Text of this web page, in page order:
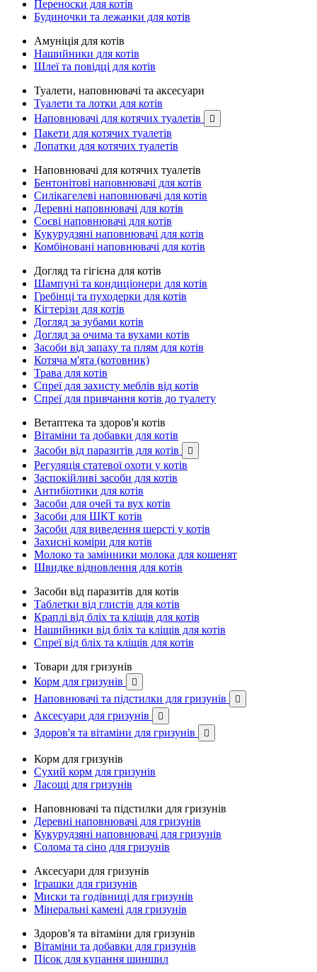
Переноски для котів
Будиночки та лежанки для котів
Амуніція для котів
Нашийники для котів
Шлеї та повідці для котів
Туалети, наповнювачі та аксесуари
Туалети та лотки для котів
Наповнювачі для котячих туалетів

Пакети для котячих туалетів
Лопатки для котячих туалетів
Наповнювачі для котячих туалетів
Бентонітові наповнювачі для котів
Силікагелеві наповнювачі для котів
Деревні наповнювачі для котів
Соєві наповнювачі для котів
Кукурудзяні наповнювачі для котів
Комбіновані наповнювачі для котів
Догляд та гігієна для котів
Шампуні та кондиціонери для котів
Гребінці та пуходерки для котів
Кігтерізи для котів
Догляд за зубами котів
Догляд за очима та вухами котів
Засоби від запаху та плям для котів
Котяча м'ята (котовник)
Трава для котів
Спреї для захисту меблів від котів
Спреї для привчання котів до туалету
Ветаптека та здоров'я котів
Вітаміни та добавки для котів
Засоби від паразитів для котів

Регуляція статевої охоти у котів
Заспокійливі засоби для котів
Антибіотики для котів
Засоби для очей та вух котів
Засоби для ШКТ котів
Засоби для виведення шерсті у котів
Захисні коміри для котів
Молоко та замінники молока для кошенят
Швидке відновлення для котів
Засоби від паразитів для котів
Таблетки від глистів для котів
Краплі від бліх та кліщів для котів
Нашийники від бліх та кліщів для котів
Спреї від бліх та кліщів для котів
Товари для гризунів
Корм для гризунів

Наповнювачі та підстилки для гризунів 
Аксесуари для гризунів 
Здоров'я та вітаміни для гризунів 
Корм для гризунів
Сухий корм для гризунів
Ласощі для гризунів
Наповнювачі та підстилки для гризунів
Деревні наповнювачі для гризунів
Кукурудзяні наповнювачі для гризунів
Солома та сіно для гризунів
Аксесуари для гризунів
Іграшки для гризунів
Миски та годівниці для гризунів
Мінеральні камені для гризунів
Здоров'я та вітаміни для гризунів
Вітаміни та добавки для гризунів
Пісок для купання шиншил